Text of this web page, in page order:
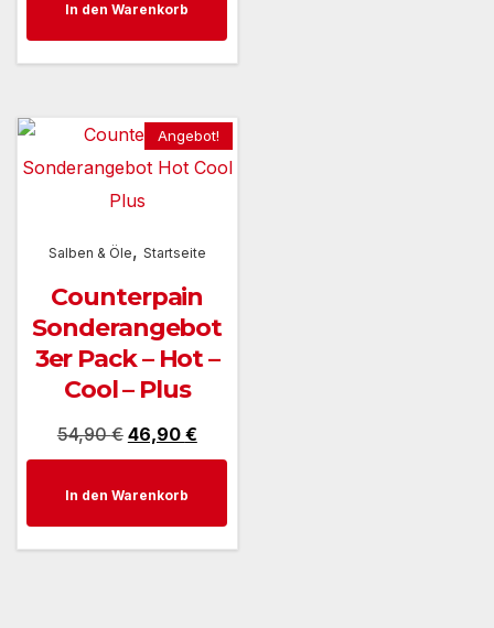
war:
18,95 €15,95 €.
In den Warenkorb
Angebot!
Salben & Öle, Startseite
Counterpain
Sonderangebot
3er Pack – Hot –
Cool – Plus
54,90€ Ursprünglicher
Preis
war:
54,90 €
46,90 €Aktueller
Preis
46,90 €.
In den Warenkorb